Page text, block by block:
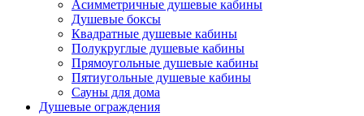
Асимметричные душевые кабины
Душевые боксы
Квадратные душевые кабины
Полукруглые душевые кабины
Прямоугольные душевые кабины
Пятиугольные душевые кабины
Сауны для дома
Душевые ограждения